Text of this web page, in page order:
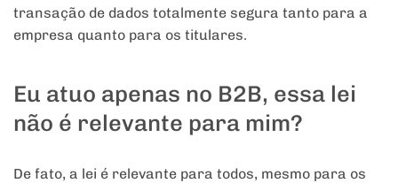
transação de dados totalmente segura tanto para a
empresa quanto para os titulares.
Eu atuo apenas no B2B, essa lei
não é relevante para mim?
De fato, a lei é relevante para todos, mesmo para os